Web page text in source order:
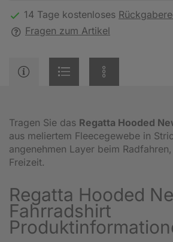
14 Tage kostenloses
Fragen zum Artikel
Tragen Sie das Regatta Hooded
aus meliertem Fleecegewebe in
angenehmen Layer beim
Freizeit.
Regatta Hooded
Fahrradshirt